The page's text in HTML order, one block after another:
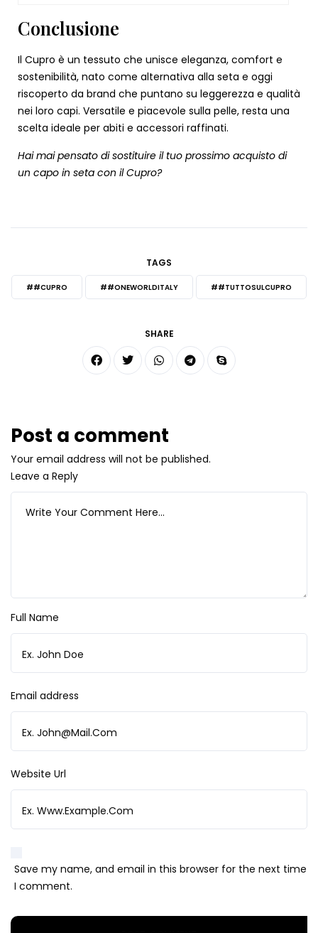
Conclusione
Il Cupro è un tessuto che unisce eleganza, comfort e
sostenibilità, nato come alternativa alla seta e oggi
riscoperto da brand che puntano su leggerezza e qualità
nei loro capi. Versatile e piacevole sulla pelle, resta una
scelta ideale per abiti e accessori raffinati.
Hai mai pensato di sostituire il tuo prossimo acquisto di
un capo in seta con il Cupro?
TAGS
##CUPRO ##ONEWORLDITALY ##TUTTOSULCUPRO
SHARE
Post a comment
Your email address will not be published.
Leave a Reply
Full Name
Email address
Website Url
Save my name, and email in this browser for the next time
I comment.